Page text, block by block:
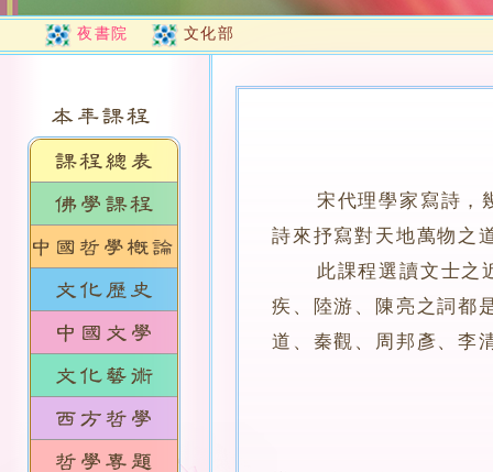
夜書院 文化部
宋代理學家寫詩，幾
詩來抒寫對天地萬物之
此課程選讀文士之近
疾、陸游、陳亮之詞都
道、秦觀、周邦彥、李